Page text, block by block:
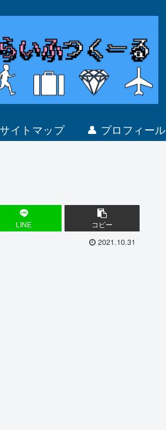
イトマップ 👤 プロフィール
LINE コピー
2021.10.31